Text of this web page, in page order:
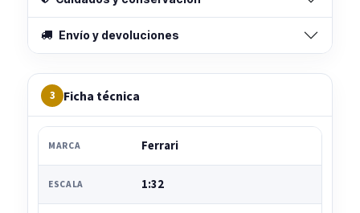
Envío y devoluciones
3 Ficha técnica
MARCA Ferrari
ESCALA 1:32